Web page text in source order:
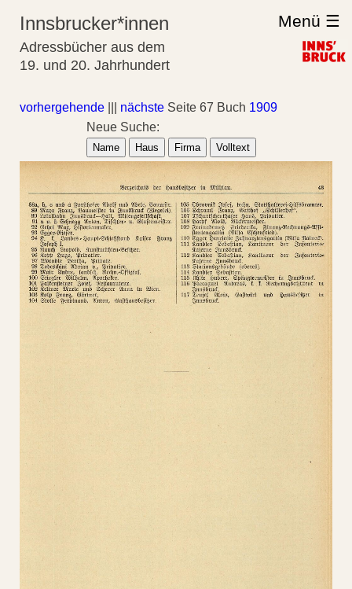
Innsbrucker*innen
Adressbücher aus dem
19. und 20. Jahrhundert
Menü ☰
vorhergehende nächste Seite 67 Buch 1909
Neue Suche:
Name Haus Firma Volltext